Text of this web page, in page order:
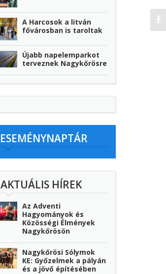
A Harcosok a litván
fővárosban is taroltak
Újabb napelemparkot
terveznek Nagykőrösre
ESEMÉNYNAPTÁR
AKTUÁLIS HÍREK
Az Adventi
Hagyományok és
Közösségi Élmények
Nagykőrösön
Nagykőrösi Sólymok
KE: Győzelmek a pályán
és a jövő építésében